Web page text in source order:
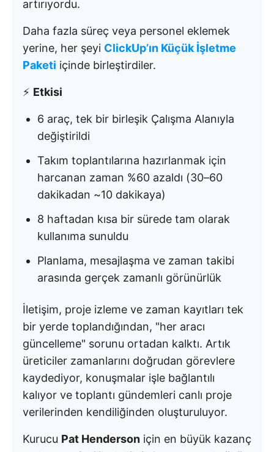
artırıyordu.
Daha fazla süreç veya personel eklemek
yerine, her şeyi ClickUp’ın Küçük İşletme
Paketi içinde birleştirdiler.
⚡ Etkisi
6 araç, tek bir birleşik Çalışma Alanıyla
değiştirildi
Takım toplantılarına hazırlanmak için
harcanan zaman %60 azaldı (30–60
dakikadan ~10 dakikaya)
8 haftadan kısa bir sürede tam olarak
kullanıma sunuldu
Planlama, mesajlaşma ve zaman takibi
arasında gerçek zamanlı görünürlük
İletişim, proje izleme ve zaman kayıtları tek
bir yerde toplandığından, "her aracı
güncelleme" sorunu ortadan kalktı. Artık
üreticiler zamanlarını doğrudan görevlere
kaydediyor, konuşmalar işle bağlantılı
kalıyor ve toplantı gündemleri canlı proje
verilerinden kendiliğinden oluşturuluyor.
Kurucu Pat Henderson için en büyük kazanç